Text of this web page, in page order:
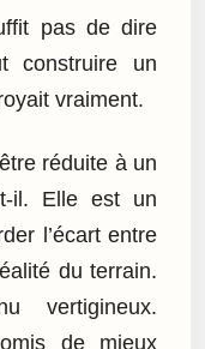
pas de dire
un
vraiment.
réduite à un
il. Elle est un
l’écart entre
du terrain.
vertigineux.
de mieux